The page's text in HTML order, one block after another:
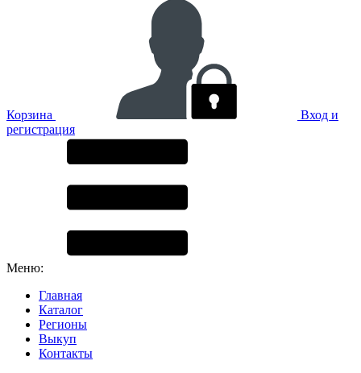
Корзина
Вход и
регистрация
Меню:
Главная
Каталог
Регионы
Выкуп
Контакты